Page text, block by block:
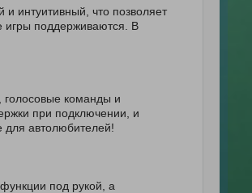
интуитивный, что позволяет
игры поддерживаются. В
голосовые команды и
при подключении, и
автолюбителей!
под рукой, а